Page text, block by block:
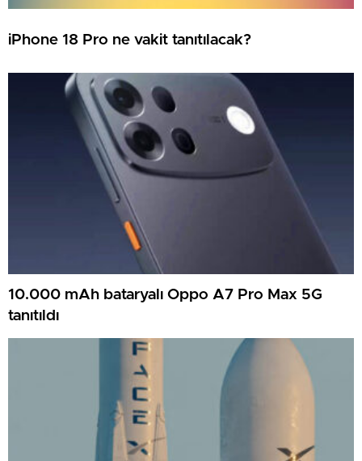
iPhone 18 Pro ne vakit tanıtılacak?
10.000 mAh bataryalı Oppo A7 Pro Max 5G
tanıtıldı